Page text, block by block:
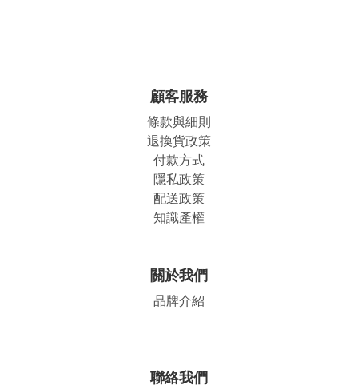
顧客服務
條款與細則
退換貨政策
付款方式
隱私政策
配送政策
知識產權
關於我們
品牌介紹
聯絡我們